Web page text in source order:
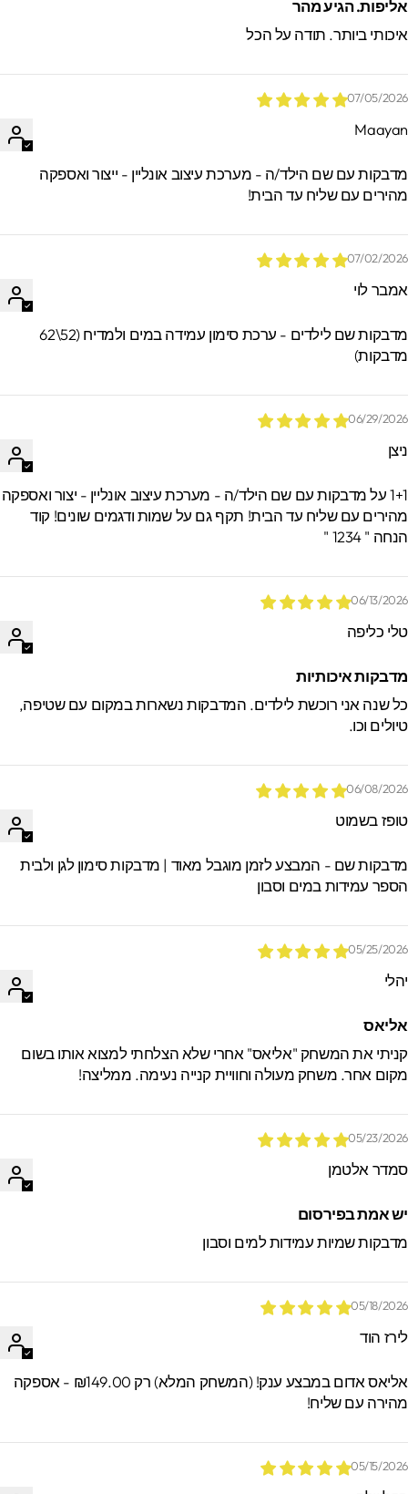
הזמנות.
הגיע מהר
ביותר. תודה על הכל
07/05/
עם שם הילד/ה - מערכת עיצוב אונליין - ייצור ואספקה
עם שליח עד הבית!
07/02/
לוי
מדבקות שם לילדים - ערכת סימון עמידה במים ולמדיח (52\62
06/29/
1+1 על מדבקות עם שם הילד/ה - מערכת עיצוב אונליין - יצור ואספקה
עם שליח עד הבית! תקף גם על שמות ודגמים שונים! קוד
" 1234 "
06/13/
כליפה
איכותיות
שנה אני רוכשת לילדים. המדבקות נשארות במקום עם שטיפה,
וכו.
06/08/
בשמוט
שם - המבצע לזמן מוגבל מאוד | מדבקות סימון לגן ולבית
עמידות במים וסבון
05/25/
את המשחק "אליאס" אחרי שלא הצלחתי למצוא אותו בשום
אחר. משחק מעולה וחוויית קנייה נעימה. ממליצה!
05/23/
אלטמן
אמת בפירסום
שמיות עמידות למים וסבון
05/18/
הוד
אליאס אדום במבצע ענק! (המשחק המלא) רק ₪149.00 - אספקה
עם שליח!
05/15/